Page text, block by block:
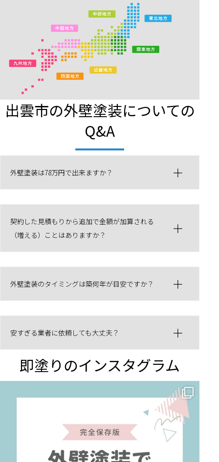
出雲市の外壁塗装についての
Q&A
外壁塗装は78万円で出来ますか？
契約した見積もりから追加で金額が加算される
（増える）ことはありますか？
外壁塗装のタイミングは築何年が目安ですか？
安すぎる業者に依頼しても大丈夫？
即塗りのインスタグラム
✨ 賢いお金の使い方！外壁塗装でコストダウンする方法 🏠